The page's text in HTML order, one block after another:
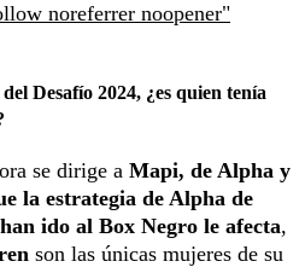
noreferrer noopener"
Desafío 2024, ¿es quien tenía
se dirige a Mapi, de Alpha y
la estrategia de Alpha de
ido al Box Negro le afecta,
son las únicas mujeres de su